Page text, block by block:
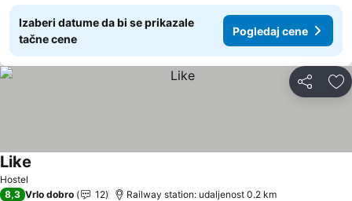
Izaberi datume da bi se prikazale
tačne cene
Pogledaj cene
Deli
Hostel
Like
8,3 Vrlo dobro 12 Railway station: udaljenost 0.2 km